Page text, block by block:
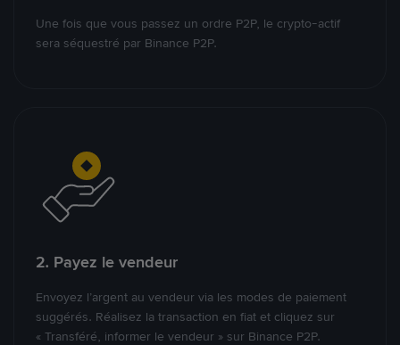
Une fois que vous passez un ordre P2P, le crypto-actif
sera séquestré par Binance P2P.
2. Payez le vendeur
Envoyez l’argent au vendeur via les modes de paiement
suggérés. Réalisez la transaction en fiat et cliquez sur
« Transféré, informer le vendeur » sur Binance P2P.